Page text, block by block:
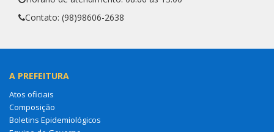
Contato: (98)98606-2638
A PREFEITURA
Atos oficiais
Composição
Boletins Epidemiológicos